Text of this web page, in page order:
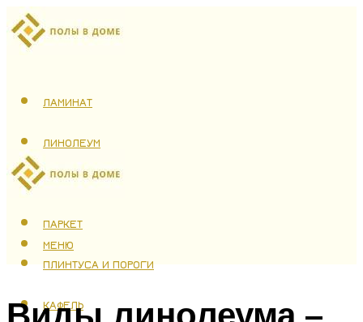
ЛАМИНАТ
ЛИНОЛЕУМ
ТЕПЛЫЙ ПОЛ
ПАРКЕТ
ПЛИНТУСА И ПОРОГИ
КАФЕЛЬ
МЕНЮ